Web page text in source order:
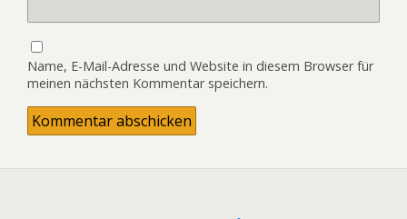
Name, E-Mail-Adresse und Website in diesem Browser für
meinen nächsten Kommentar speichern.